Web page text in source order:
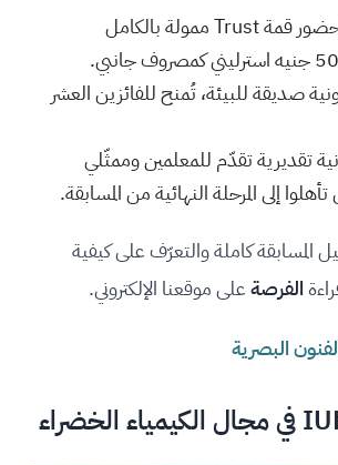
فرصة السفر لحضور قمة Trust ممولة بالكامل
صديقة للبيئة، تُمنح للفائزين العشر
تقديرية تقدّم للمعلمين وممثّلي
إلى المرحلة النهائية من المسابقة.
المسابقة كاملة والتعرّف على كيفية
الفرصةعلى موقعنا الإلكتروني.
البصرية